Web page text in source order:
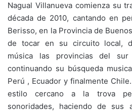
Nagual Villanueva comienza su
década de 2010, cantando en
Berisso, en la Provincia de
de tocar en su circuito local,
música las provincias del
continuando su búsqueda
Perú , Ecuador y finalmente
estilo cercano a la trova
sonoridades, haciendo de sus